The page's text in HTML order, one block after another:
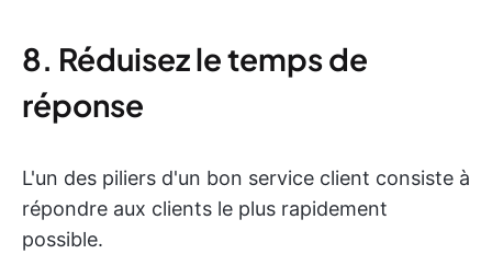
8. Réduisez le temps de
réponse
L'un des piliers d'un bon service client consiste à
répondre aux clients le plus rapidement
possible.